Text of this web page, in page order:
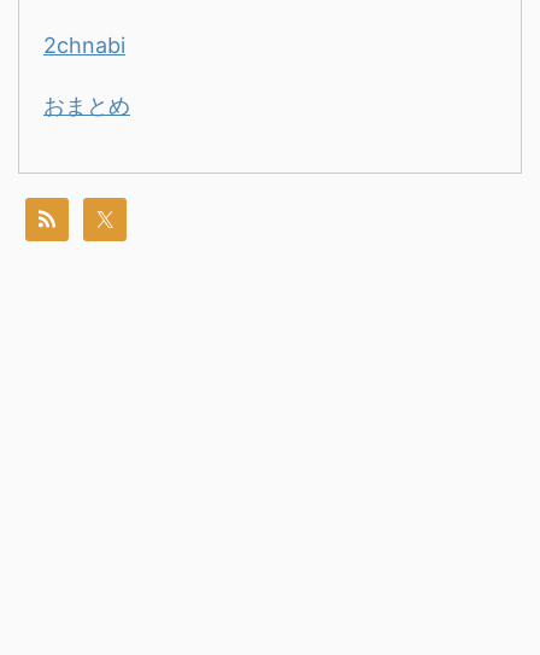
2chnabi
おまとめ